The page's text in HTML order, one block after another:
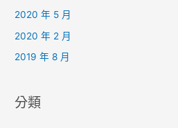
2020 年 5 月
2020 年 2 月
2019 年 8 月
分類